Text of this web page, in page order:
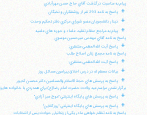
پيام به مناسبت درگذشت آقاي حاج حسن مهرآبادي
+ پاسخ به نامه 293 نفر از روشنفكران و نخبگان
+ ديدار دانشجويان عضو شوراي مركزي دفتر تحكيم وحدت
+
پيام به مراجع عظام تقليد، علماء و حوزه هاي علميه
پاسخ به نامه آقاي مهندس ميرحسين موسوي
+
پاسخ آيت الله العظمي منتظري:
پاسخ به نامه مجمع زنان اصلاح طلب
+ پاسخ آيت الله العظمي منتظري:
+ بيانات معظم له در درس اخلاق پيرامون مسائل روز
+
پاسخ به پرسش هاي حجة الاسلام والمسلمين دكتر محسن كديور
برگزار نشدن مراسم عيد ولادت حضرت امام رضا(ع) براي همدردي با خانواده
+ پاسخ به پرسش هاي پايگاه اينترنتي "موج سبز آزادي"
+
پاسخ به پرسش هاي پايگاه اينترنتي "روزآنلاين"
پاسخ به نامه تظلم خواهي مادر يكي از زندانيان حوادث پس از انتخابات